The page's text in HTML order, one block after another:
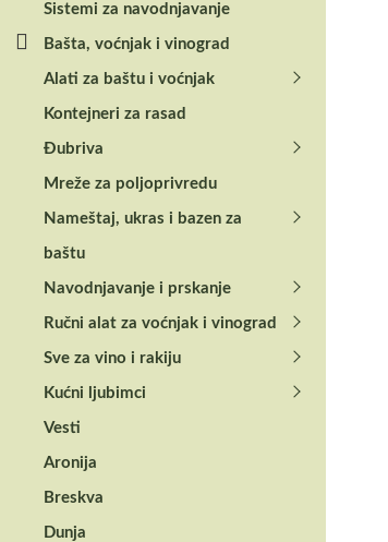
Sistemi za navodnjavanje
Bašta, voćnjak i vinograd
Alati za baštu i voćnjak
Kontejneri za rasad
Đubriva
Mreže za poljoprivredu
Nameštaj, ukras i bazen za
baštu
Navodnjavanje i prskanje
Ručni alat za voćnjak i vinograd
Sve za vino i rakiju
Kućni ljubimci
Vesti
Aronija
Breskva
Dunja